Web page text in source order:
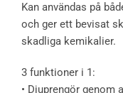
Kan användas på
och ger ett bevisat
skadliga kemikalier.
3 funktioner i 1:
• Djuprengör genom